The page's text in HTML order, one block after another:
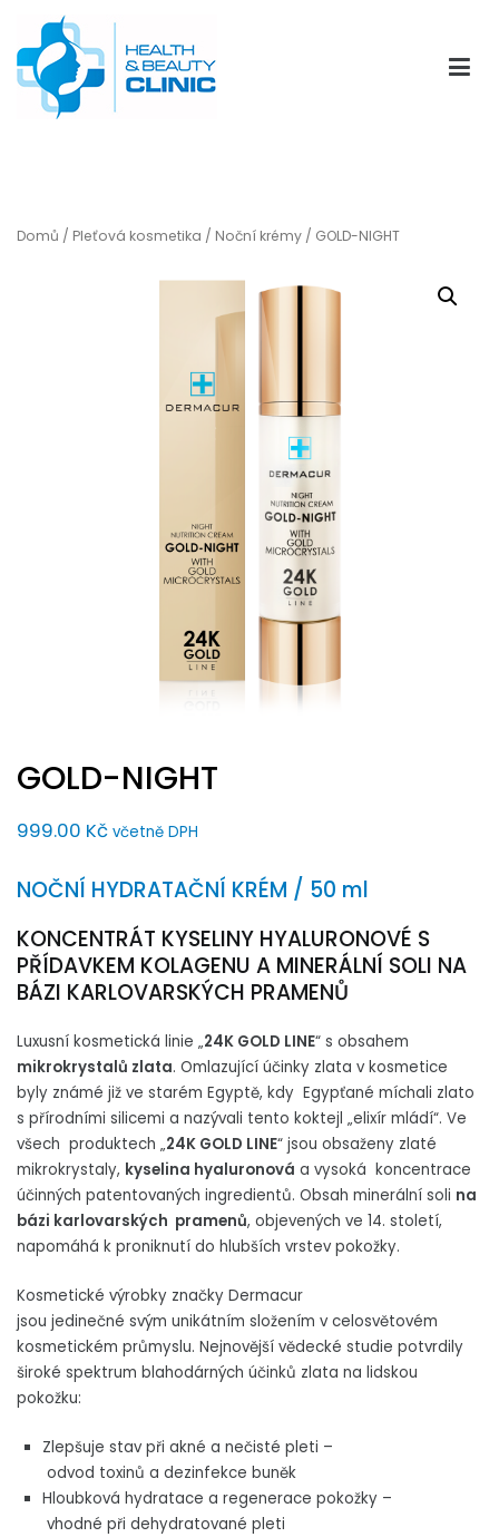
Přeskočit
obsah
Domů / Pleťová kosmetika / Noční krémy / GOLD-NIGHT
GOLD-NIGHT
999.00 Kč včetně DPH
NOČNÍ HYDRATAČNÍ KRÉM / 50 ml
KONCENTRÁT KYSELINY HYALURONOVÉ S
PŘÍDAVKEM KOLAGENU A MINERÁLNÍ SOLI NA
BÁZI KARLOVARSKÝCH PRAMENŮ
Luxusní kosmetická linie „24K GOLD LINE“ s obsahem
mikrokrystalů zlata. Omlazující účinky zlata v kosmetice
byly známé již ve starém Egyptě, kdy Egypťané míchali zlato
s přírodními silicemi a nazývali tento koktejl „elixír mládí“. Ve
všech produktech „24K GOLD LINE“ jsou obsaženy zlaté
mikrokrystaly, kyselina hyaluronová a vysoká koncentrace
účinných patentovaných ingredientů. Obsah minerální soli na
bázi karlovarských pramenů, objevených ve 14. století,
napomáhá k proniknutí do hlubších vrstev pokožky.
Kosmetické výrobky značky Dermacur
jsou jedinečné svým unikátním složením v celosvětovém
kosmetickém průmyslu. Nejnovější vědecké studie potvrdily
široké spektrum blahodárných účinků zlata na lidskou
pokožku:
Zlepšuje stav při akné a nečisté pleti –
odvod toxinů a dezinfekce buněk
Hloubková hydratace a regenerace pokožky –
vhodné při dehydratované pleti